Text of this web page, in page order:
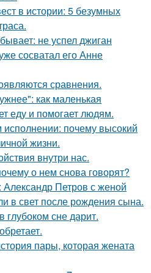
в истории: 5 безумных
не успел джиган
сосватал его Анне
сравнения.
как маленькая
еду и помогает людям.
исполнении: почему высокий
жизни.
внутри нас.
о нем снова говорят?
Петров с женой
в свет после рождения сына.
глубоком сне дарит.
пары, которая жената